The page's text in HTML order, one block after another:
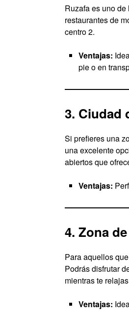
Ruzafa es uno
restaurantes de
centro 2.
Ventajas:
pie o en
3. Ciudad
Si prefieres una
una excelente
abiertos que
Ventajas:
4. Zona
Para aquellos
Podrás disfrutar
mientras te
Ventajas: